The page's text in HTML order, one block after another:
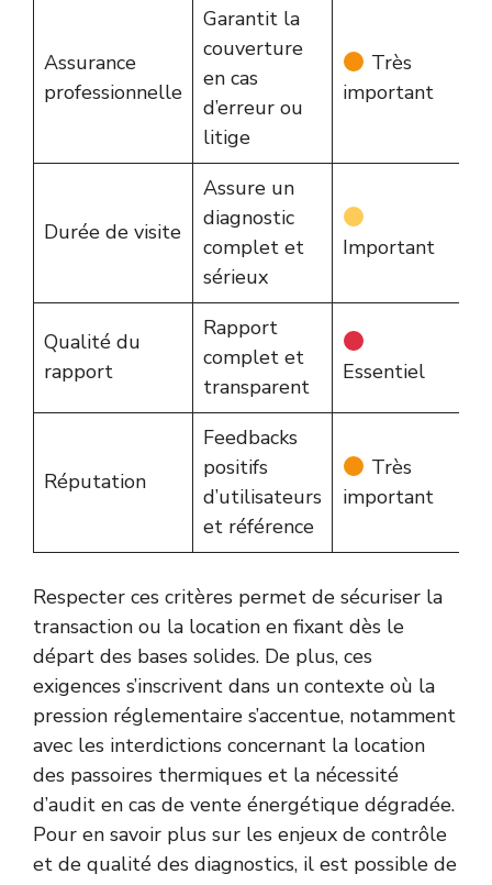
Assurance
professionnelle
Garantit la
couverture
en cas
d’erreur ou
litige
Très
important
Durée de visite
Assure un
diagnostic
complet et
sérieux
Important
Qualité du
rapport
Rapport
complet et
transparent
Essentiel
Réputation
Feedbacks
positifs
d’utilisateurs
et référence
Très
important
Respecter ces critères permet de sécuriser la
transaction ou la location en fixant dès le
départ des bases solides. De plus, ces
exigences s’inscrivent dans un contexte où la
pression réglementaire s’accentue, notamment
avec les interdictions concernant la location
des passoires thermiques et la nécessité
d’audit en cas de vente énergétique dégradée.
Pour en savoir plus sur les enjeux de contrôle
et de qualité des diagnostics, il est possible de